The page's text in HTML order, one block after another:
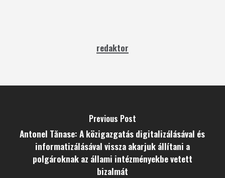
redaktor
Previous Post
Antonel Tănase: A közigazgatás digitalizálásával és
informatizálásával vissza akarjuk állítani a
polgároknak az állami intézményekbe vetett
bizalmát